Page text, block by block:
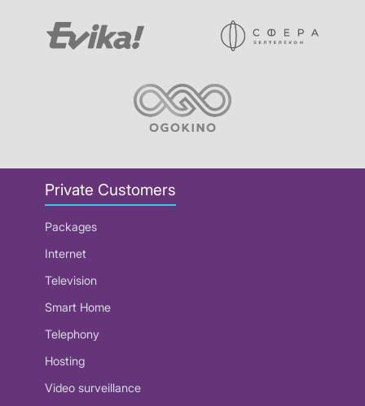
Private Customers
Packages
Internet
Television
Smart Home
Telephony
Hosting
Video surveillance